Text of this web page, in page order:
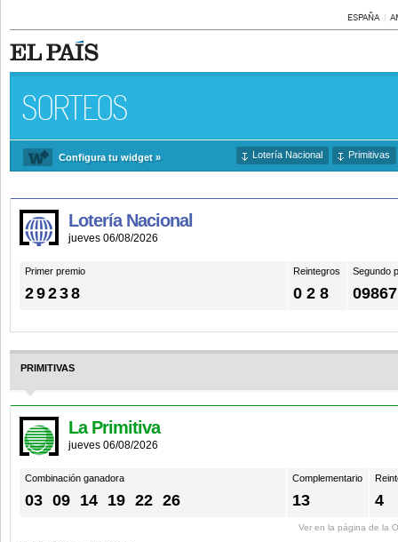
ESPAÑA
SORTEOS
Configura tu widget » Lotería Nacional Primitivas
Lotería Nacional
jueves 06/08/2026
Primer premio
29238
Segundo
09867
Reintegros
0 2 8
PRIMITIVAS
La Primitiva
jueves 06/08/2026
Combinación ganadora
03 09 14 19 22 26
Complementario
13 4
Ver en la página de la